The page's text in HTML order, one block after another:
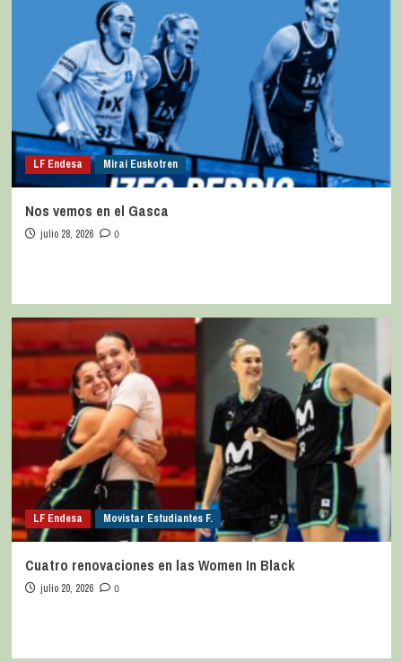
LF Endesa Mirai Euskotren
Nos vemos en el Gasca
julio 28, 2026 0
LF Endesa Movistar Estudiantes F.
Cuatro renovaciones en las Women In Black
julio 20, 2026 0